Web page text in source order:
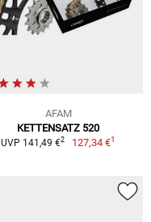
AFAM
KETTENSATZ 520
UVP 141,49 €2 127,34 €1